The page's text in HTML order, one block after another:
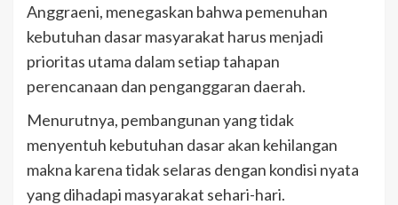
Anggraeni, menegaskan bahwa pemenuhan
kebutuhan dasar masyarakat harus menjadi
prioritas utama dalam setiap tahapan
perencanaan dan penganggaran daerah.
Menurutnya, pembangunan yang tidak
menyentuh kebutuhan dasar akan kehilangan
makna karena tidak selaras dengan kondisi nyata
yang dihadapi masyarakat sehari-hari.